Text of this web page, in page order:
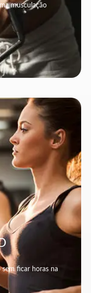
musculação
ficar horas na